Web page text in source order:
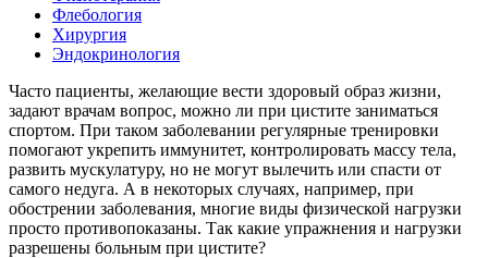
Флебология
Хирургия
Эндокринология
Часто пациенты, желающие вести здоровый образ жизни,
задают врачам вопрос, можно ли при цистите заниматься
спортом. При таком заболевании регулярные тренировки
помогают укрепить иммунитет, контролировать массу тела,
развить мускулатуру, но не могут вылечить или спасти от
самого недуга. А в некоторых случаях, например, при
обострении заболевания, многие виды физической нагрузки
просто противопоказаны. Так какие упражнения и нагрузки
разрешены больным при цистите?